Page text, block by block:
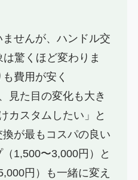
せんが、ハンドル交
驚くほど変わりま
費用が安く
見た目の変化も大き
カスタムしたい」と
が最もコスパの良い
1,500〜3,000円）と
円）も一緒に変え